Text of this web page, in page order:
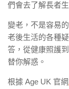
們會去了解長者
變老，不是容易
老後生活的各種
答，從健康照護
替你解惑。
根據 Age UK 官網